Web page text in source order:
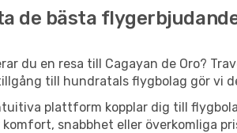
de bästa
du en resa till Cagayan de Oro?
till hundratals flygbolag gör vi
plattform kopplar dig till
komfort, snabbhet eller överkomliga